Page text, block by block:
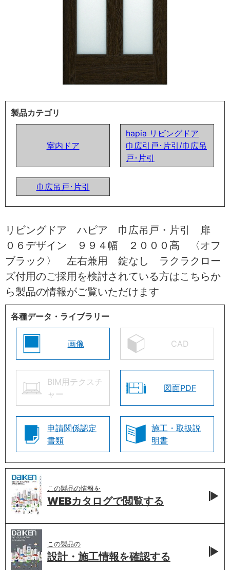
製品カテゴリ
室内ドア
hapia リビングドア
巾広引戸･片引/巾広吊
戸･片引
巾広吊戸･片引
リビングドア ハピア 巾広吊戸・片引 扉
０６デザイン ９９４幅 ２０００高 〈オフ
ブラック〉 左右兼用 錠なし ラクラクロー
ズ付用のご採用を検討されている方はこちらか
ら製品の情報がご覧いただけます
各種データ・ライブラリー
画像 CAD
BIM用テクスチ
ャー
図面PDF
申請関係認定
書類
施工・取扱説
明書
この製品の情報を
WEBカタログで閲覧する
この製品の
設計・施工情報を確認する